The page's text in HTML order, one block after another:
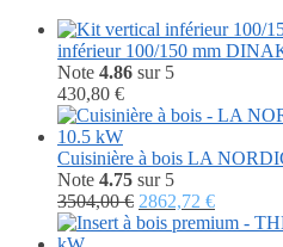
inférieur 100/150 mm
Note 4.86 sur 5
430,80 €
Cuisinière à bois LA
Note 4.75 sur 5
3504,00€ Le
prix
2862,72 €Le
prix